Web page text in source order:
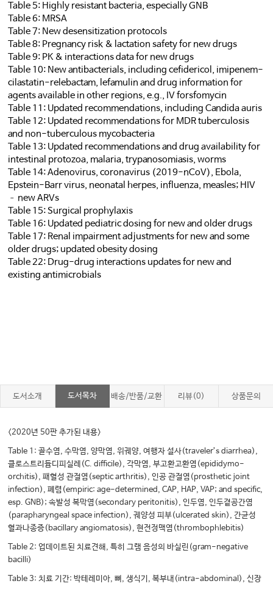
Table 5: Highly resistant bacteria, especially GNB
Table 6: MRSA
Table 7: New desensitization protocols
Table 8: Pregnancy risk & lactation safety for new drugs
Table 9: PK & interactions data for new drugs
Table 10: New antibacterials, including cefidericol, imipenem-
cilastatin-relebactam, lefamulin and drug information for
agents available in other regions, e.g., IV forsfomycin
Table 11: Updated recommendations, including Candida auris
Table 12: Updated recommendations for MDR tuberculosis
and non-tuberculous mycobacteria
Table 13: Updated recommendations and drug availability for
intestinal protozoa, malaria, trypanosomiasis, worms
Table 14: Adenovirus, coronavirus (2019-nCoV), Ebola,
Epstein-Barr virus, neonatal herpes, influenza, measles; HIV
– new ARVs
Table 15: Surgical prophylaxis
Table 16: Updated pediatric dosing for new and older drugs
Table 17: Renal impairment adjustments for new and some
older drugs; updated obesity dosing
Table 22: Drug-drug interactions updates for new and
existing antimicrobials
도서소개 도서목차 배송/반품/교환 리뷰(0) 상품문의
<2020년 50판 추가된 내용>
Table 1: 골수염, 수막염, 양막염, 위궤양, 여행자 설사(traveler’s diarrhea),
클로스트리듐디피실레(C. difficile), 각막염, 부고환고환염(epididymo-
orchitis), 패혈성 관절염(septic arthritis), 인공 관절염(prosthetic joint
infection), 폐렴(empiric: age-determined, CAP, HAP, VAP; and specific,
esp. GNB); 속발성 복막염(secondary peritonitis), 인두염, 인두곁공간염
(parapharyngeal space infection), 궤양성 피부(ulcerated skin), 간균성
혈과나종증(bacillary angiomatosis), 현전정맥염(thrombophlebitis)
Table 2: 업데이트된 치료견해, 특히 그램 음성의 바실린(gram-negative
bacilli)
Table 3: 치료 기간: 박테레미아, 뼈, 생식기, 복부내(intra-abdominal), 신장